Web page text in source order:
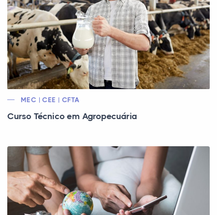
MEC | CEE | CFTA
Curso Técnico em Agropecuária